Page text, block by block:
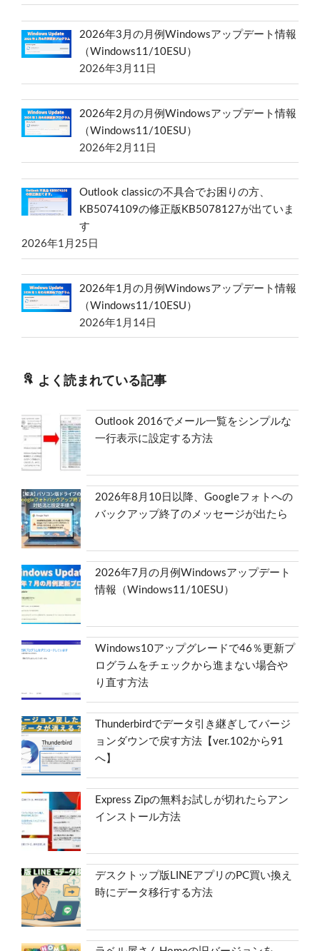
2026年3月の月例Windowsアップデート情報
（Windows11/10ESU）
2026年3月11日
2026年2月の月例Windowsアップデート情報
（Windows11/10ESU）
2026年2月11日
Outlook classicの不具合でお困りの方、
KB5074109の修正版KB5078127が出ていま
す
2026年1月25日
2026年1月の月例Windowsアップデート情報
（Windows11/10ESU）
2026年1月14日
よく読まれている記事
Outlook 2016でメール一覧をシンプルな
一行表示に設定する方法
2026年8月10日以降、Googleフォトへの
バックアップ終了のメッセージが出たら
2026年7月の月例Windowsアップデート
情報（Windows11/10ESU）
Windows10アップグレードで46％更新プ
ログラムをチェックから進まない場合や
り直す方法
Thunderbirdでデータ引き継ぎしてバージ
ョンダウンで戻す方法【ver.102から91
へ】
Express Zipの無料お試しが切れたらアン
インストール方法
デスクトップ版LINEアプリのPC買い換え
時にデータ移行する方法